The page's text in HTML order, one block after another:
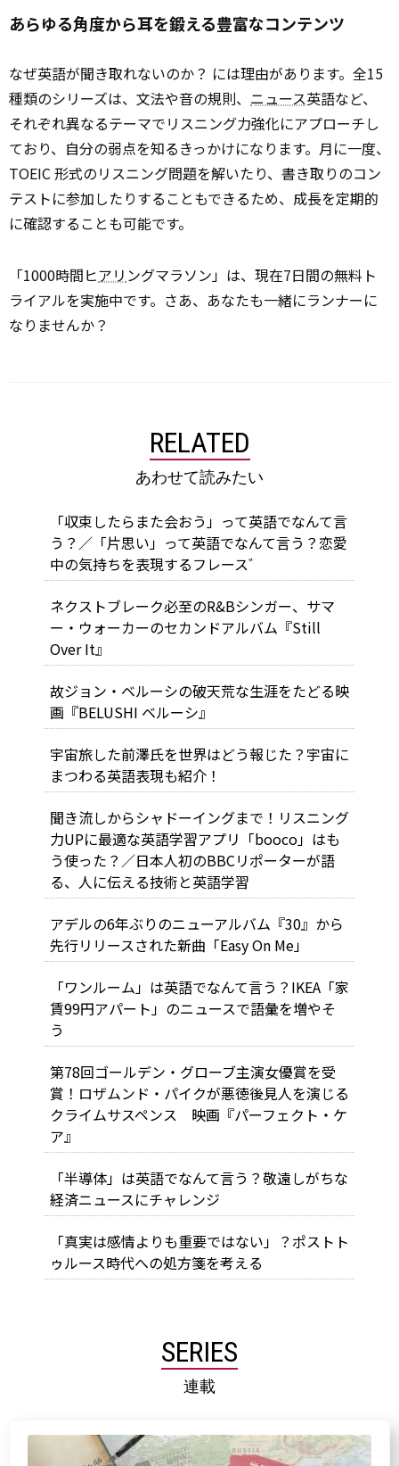
あらゆる角度から耳を鍛える豊富なコンテンツ
なぜ英語が聞き取れないのか？ には理由があります。全15
種類のシリーズは、文法や音の規則、 ニュース英語など、
それぞれ異なるテーマでリスニング力強化にアプローチし
ており、自分の弱点を知るきっかけになります。月に一度、
TOEIC 形式のリスニング問題を解いたり、書き取りのコン
テストに参加したりすることもできるため、成長を定期的
に確認することも可能です。
「1000時間ヒアリ ングマラソン」は、現在7日間の無料ト
ライアルを実施中です。さあ、あなたも一緒にランナーに
なりませんか？
RELATED
あわせて読みたい
「収束したらまた会おう」って英語でなんて言
う？／「片思い」って英語でなんて言う？恋愛
中の気持ちを表現するフレース゛
ネクストブレーク必至のR&Bシンガー、サマ
ー・ウォーカーのセカンドアルバム『Still
Over It』
故ジョン・ベルーシの破天荒な生涯をたどる映
画『BELUSHI ベルーシ』
宇宙旅した前澤氏を世界はどう報じた？宇宙に
まつわる英語表現も紹介！
聞き流しからシャドーイングまで！リスニング
力UPに最適な英語学習アプリ「booco」はも
う使った？／日本人初のBBCリポーターが語
る、人に伝える技術と英語学習
アデルの6年ぶりのニューアルバム『30』から
先行リリースされた新曲「Easy On Me」
「ワンルーム」は英語でなんて言う？IKEA「家
賃99円アパート」のニュースで語彙を増やそ
う
第78回ゴールデン・グローブ主演女優賞を受
賞！ロザムンド・パイクが悪徳後見人を演じる
クライムサスペンス 映画『パーフェクト・ケ
ア』
「半導体」は英語でなんて言う？敬遠しがちな
経済ニュースにチャレンジ
「真実は感情よりも重要ではない」？ポストト
ゥルース時代への処方箋を考える
SERIES
連載